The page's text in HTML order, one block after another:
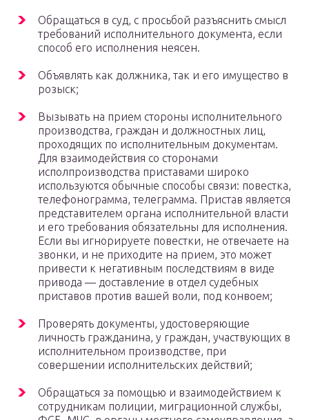
Обращаться в суд, с просьбой разъяснить смысл
требований исполнительного документа, если
способ его исполнения неясен.
Объявлять как должника, так и его имущество в
розыск;
Вызывать на прием стороны исполнительного
производства, граждан и должностных лиц,
проходящих по исполнительным документам.
Для взаимодействия со сторонами
исполпроизводства приставами широко
используются обычные способы связи: повестка,
телефонограмма, телеграмма. Пристав является
представителем органа исполнительной власти
и его требования обязательны для исполнения.
Если вы игнорируете повестки, не отвечаете на
звонки, и не приходите на прием, это может
привести к негативным последствиям в виде
привода — доставление в отдел судебных
приставов против вашей воли, под конвоем;
Проверять документы, удостоверяющие
личность гражданина, у граждан, участвующих в
исполнительном производстве, при
совершении исполнительских действий;
Обращаться за помощью и взаимодействием к
сотрудникам полиции, миграционной службы,